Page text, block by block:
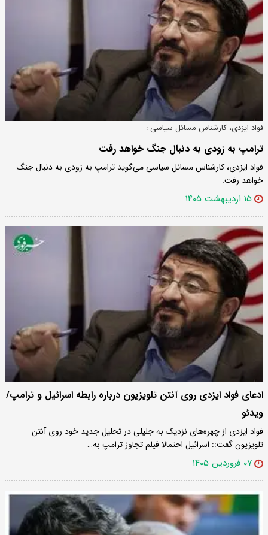
فواد ایزدی، کارشناس مسائل سیاسی :
ترامپ به زودی به دنبال جنگ خواهد رفت
فواد ایزدی، کارشناس مسائل سیاسی می‌گوید ترامپ به زودی به دنبال جنگ
خواهد رفت.
۱۵ اردیبهشت ۱۴۰۵
ادعای فواد ایزدی روی آنتن تلویزیون درباره رابطه اسرائیل و ترامپ/
ویدئو
فواد ایزدی از چهره‌های نزدیک به جلیلی در تحلیل جدید خود روی آنتن
تلویزیون گفت:: اسرائیل احتمالا فیلم تجاوز ترامپ به…
۰۷ فروردین ۱۴۰۵